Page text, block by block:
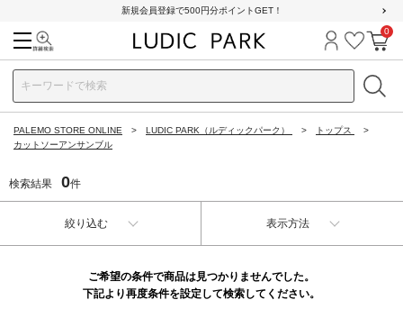
新規会員登録で500円分ポイントGET！
ログイン
お気に
カ
0
PALEMO STORE ONLINE LUDIC PARK（ルディックパーク）
トップス
カットソーアンサンブル
検索結果 0件
絞り込む 表示方法
ご希望の条件で商品は見つかりませんでした。
下記より再度条件を設定して検索してください。